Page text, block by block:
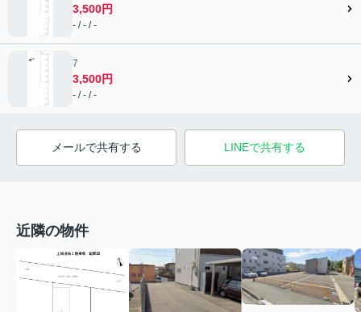
3,500円
- / - / -
7
3,500円
- / - / -
メールで共有する LINEで共有する
近隣の物件